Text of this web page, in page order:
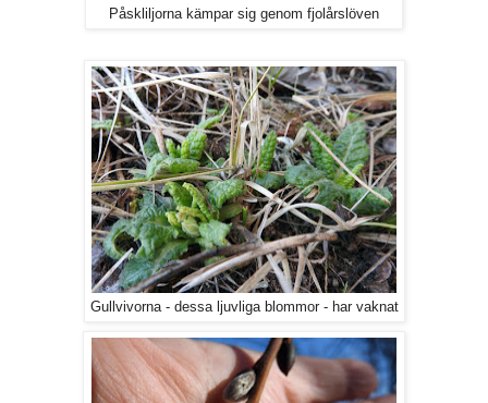
Påskliljorna kämpar sig genom fjolårslöven
Gullvivorna - dessa ljuvliga blommor - har vaknat